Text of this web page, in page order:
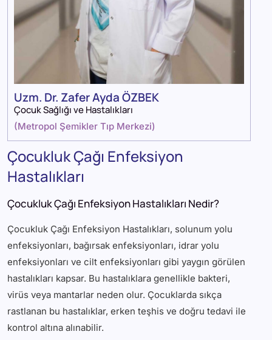
Uzm. Dr. Zafer Ayda ÖZBEK
Çocuk Sağlığı ve Hastalıkları
(Metropol Şemikler Tıp Merkezi)
Çocukluk Çağı Enfeksiyon
Hastalıkları
Çocukluk Çağı Enfeksiyon Hastalıkları Nedir?
Çocukluk Çağı Enfeksiyon Hastalıkları, solunum yolu
enfeksiyonları, bağırsak enfeksiyonları, idrar yolu
enfeksiyonları ve cilt enfeksiyonları gibi yaygın görülen
hastalıkları kapsar. Bu hastalıklara genellikle bakteri,
virüs veya mantarlar neden olur. Çocuklarda sıkça
rastlanan bu hastalıklar, erken teşhis ve doğru tedavi ile
kontrol altına alınabilir.